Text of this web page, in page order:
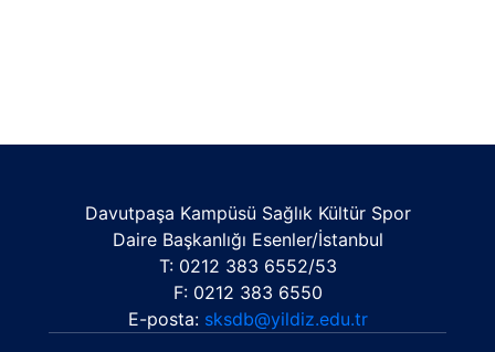
Davutpaşa Kampüsü Sağlık Kültür Spor
Daire Başkanlığı Esenler/İstanbul
T: 0212 383 6552/53
F: 0212 383 6550
E-posta: sksdb@yildiz.edu.tr